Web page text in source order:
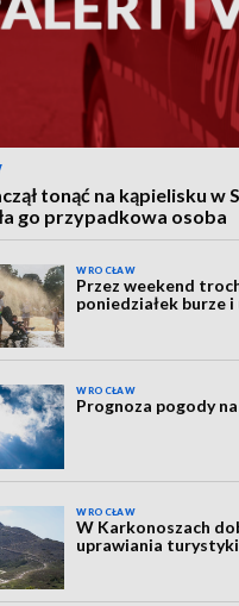
tonąć na kąpielisku w
go przypadkowa osoba
WROCŁAW
Przez weekend
poniedziałek burze i
WROCŁAW
Prognoza pogody
WROCŁAW
W Karkonoszach
uprawiania turystyki